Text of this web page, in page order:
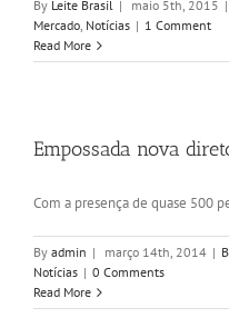
By Leite Brasil | maio 5th, 2015 |
Mercado, Notícias | 1 Comment
Read More
Empossada nova
Com a presença de quase 500
By admin | março 14th, 2014 |
Notícias | 0 Comments
Read More